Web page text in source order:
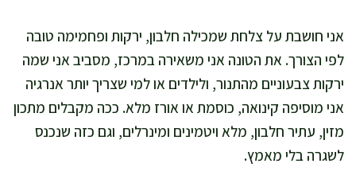
אני חושבת על צלחת שמכילה חלבון, ירקות ופחמימה טובה
לפי הצורך. את הטונה אני משאירה במרכז, מסביב אני שמה
ירקות צבעוניים מהתנור, ולילדים או למי שצריך יותר אנרגיה
אני מוסיפה קינואה, כוסמת או אורז מלא. ככה מקבלים מתכון
מזין, עתיר חלבון, מלא ויטמינים ומינרלים, וגם כזה שנכנס
לשגרה בלי מאמץ.